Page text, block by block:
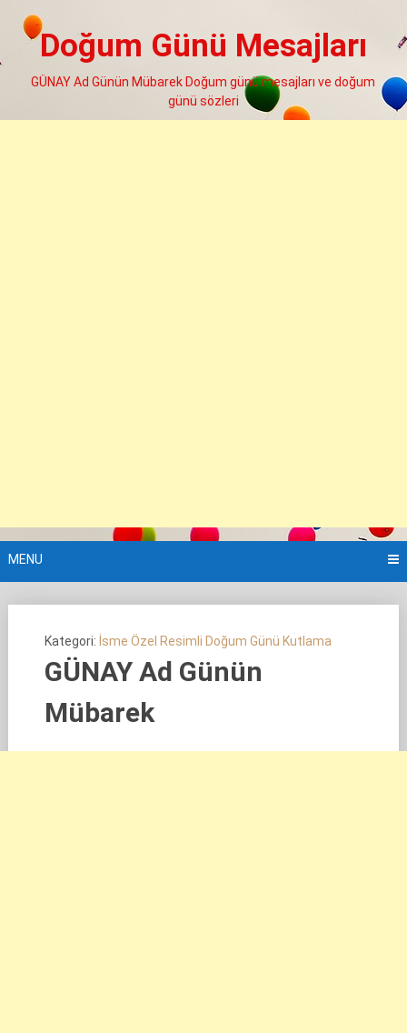
Doğum Günü Mesajları
GÜNAY Ad Günün Mübarek Doğum günü mesajları ve doğum
günü sözleri
MENU
Kategori: İsme Özel Resimli Doğum Günü Kutlama
GÜNAY Ad Günün
Mübarek